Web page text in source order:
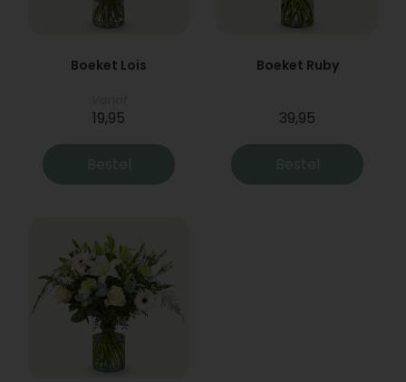
Boeket Lois
19,95
Bestel
Boeket Ruby
39,95
Bestel